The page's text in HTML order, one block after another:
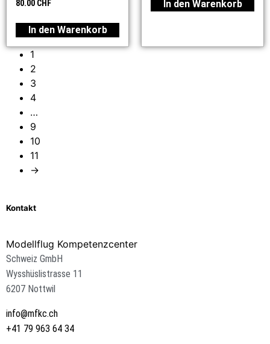
80.00 CHF
In den Warenkorb
In den Warenkorb
1
2
3
4
…
9
10
11
→
Kontakt
Modellflug Kompetenzcenter
Schweiz GmbH
Wysshüslistrasse 11
6207 Nottwil
info@mfkc.ch
+41 79 963 64 34